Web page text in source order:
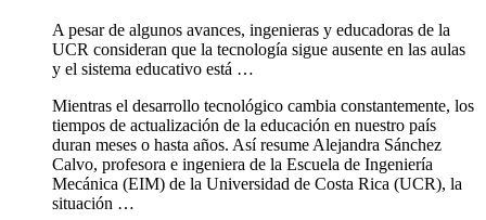
A pesar de algunos avances, ingenieras y educadoras de la
UCR consideran que la tecnología sigue ausente en las aulas
y el sistema educativo está …
Mientras el desarrollo tecnológico cambia constantemente, los
tiempos de actualización de la educación en nuestro país
duran meses o hasta años. Así resume Alejandra Sánchez
Calvo, profesora e ingeniera de la Escuela de Ingeniería
Mecánica (EIM) de la Universidad de Costa Rica (UCR), la
situación …